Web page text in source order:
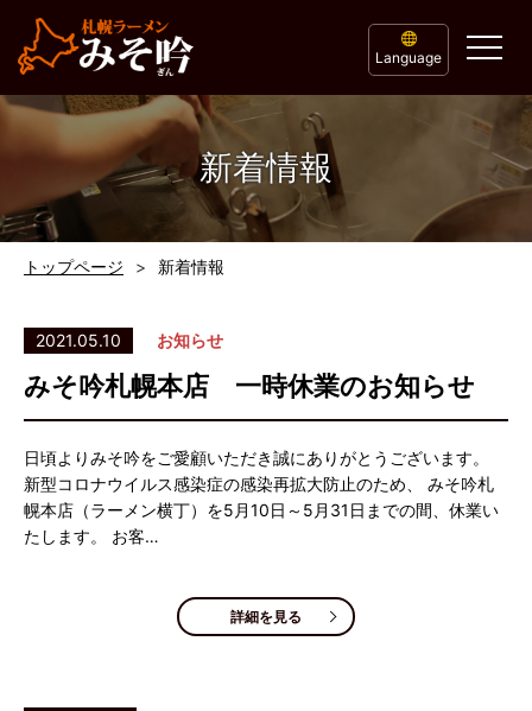
Language
新着情報
トップページ 新着情報
2021.05.10 お知らせ
みそ吟札幌本店 一時休業のお知らせ
日頃よりみそ吟をご愛顧いただき誠にありがとうございます。
新型コロナウイルス感染症の感染再拡大防止のため、 みそ吟札
幌本店（ラーメン横丁）を5月10日～5月31日までの間、休業い
たします。 お客…
詳細を見る